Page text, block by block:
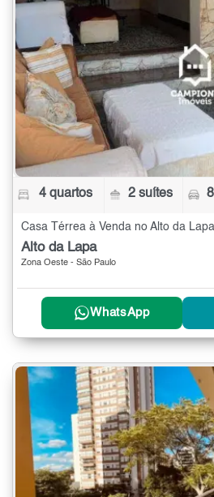
4 quartos 2 suítes
Casa Térrea à Venda no Alto da
Alto da Lapa
Zona Oeste - São Paulo
WhatsApp